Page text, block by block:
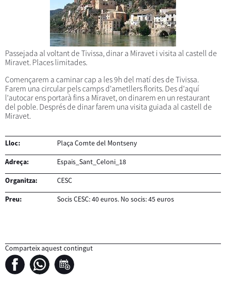
Passejada al voltant de Tivissa, dinar a Miravet i visita al castell de
Miravet. Places limitades.
Començarem a caminar cap a les 9h del matí des de Tivissa.
Farem una circular pels camps d'ametllers florits. Des d'aquí
l'autocar ens portarà fins a Miravet, on dinarem en un restaurant
del poble. Després de dinar farem una visita guiada al castell de
Miravet.
Lloc: Plaça Comte del Montseny
Adreça: Espais_Sant_Celoni_18
Organitza: CESC
Preu: Socis CESC: 40 euros. No socis: 45 euros
Comparteix aquest contingut